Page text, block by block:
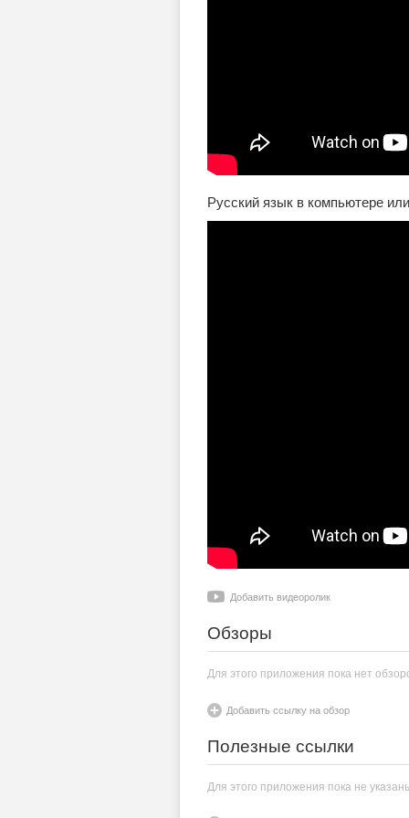
Русский язык в компьютере
Добавить видеоролик
Обзоры
Для этого приложения пока нет
Добавить ссылку на обзор
Полезные ссылки
Для этого приложения пока не